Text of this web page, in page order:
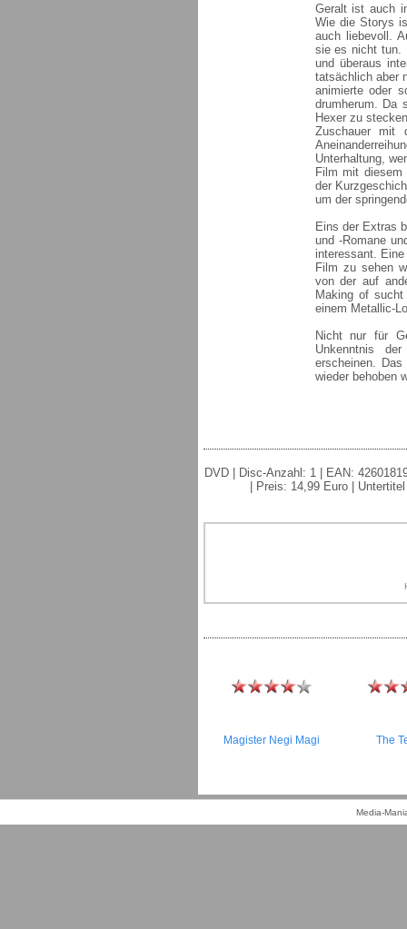
Geralt ist auch
Wie die Storys
auch liebevoll.
sie es nicht tun.
und überaus
tatsächlich aber
animierte oder
drumherum. Da
Hexer zu
Zuschauer mit
Unterhaltung,
Film mit
der
um der
Eins der Extras
und -Romane
interessant.
Film zu sehen
von der auf
Making of
einem Metallic-
Nicht nur für
Unkenntnis
erscheinen.
wieder behoben
DVD | Disc-Anzahl: 1 | EAN:
| Preis: 14,99 Euro |
Magister Negi Magi The
Media-